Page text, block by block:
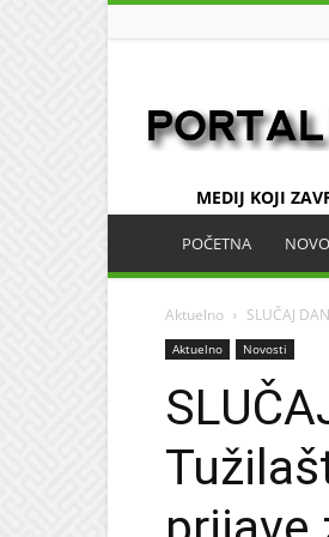
MEDIJ KOJI
POČETNA
Aktuelno SLUČAJ
Aktuelno Novosti